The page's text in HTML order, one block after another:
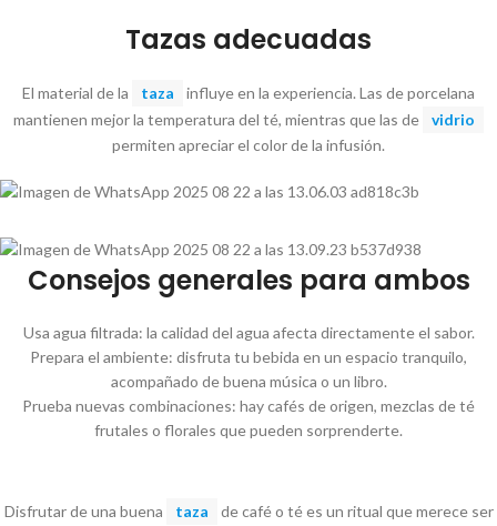
Tazas adecuadas
El material de la taza
influye en la experiencia. Las de porcelana
mantienen mejor la temperatura del té, mientras que las de
vidrio
permiten apreciar el color de la infusión.
Consejos generales para ambos
Usa agua filtrada: la calidad del agua afecta directamente el sabor.
Prepara el ambiente: disfruta tu bebida en un espacio tranquilo,
acompañado de buena música o un libro.
Prueba nuevas combinaciones: hay cafés de origen, mezclas de té
frutales o florales que pueden sorprenderte.
Disfrutar de una buena taza
de café o té es un ritual que merece ser